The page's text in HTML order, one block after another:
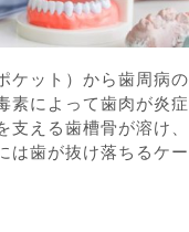
ケット）から歯周病の
素によって歯肉が炎症
える歯槽骨が溶け、
は歯が抜け落ちるケー